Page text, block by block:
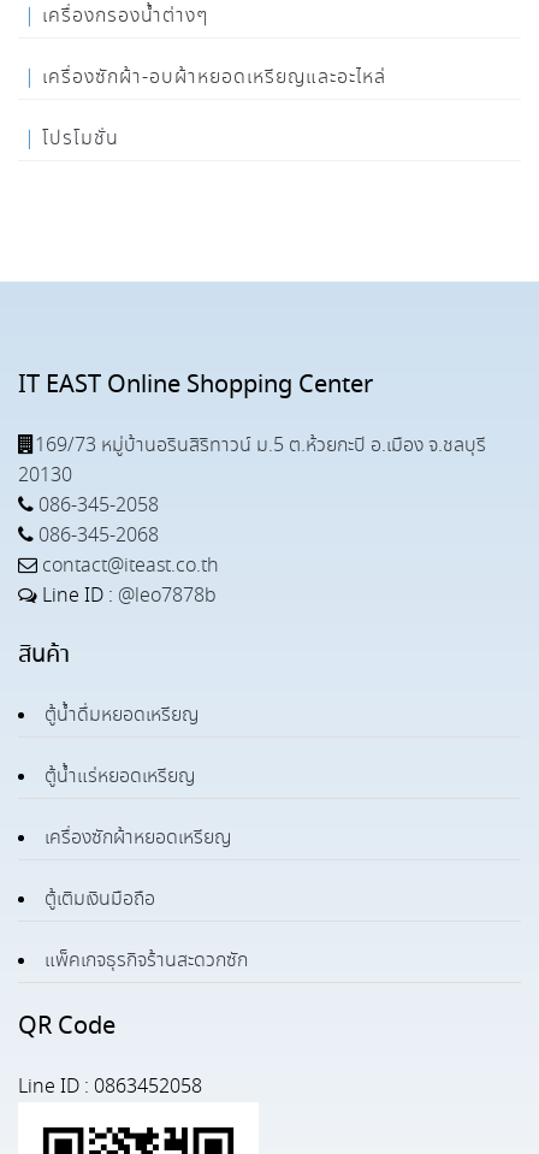
เครื่องกรองน้ำต่างๆ
เครื่องซักผ้า-อบผ้าหยอดเหรียญและอะไหล่
โปรโมชั่น
IT EAST Online Shopping Center
169/73 หมู่บ้านอรินสิริทาวน์ ม.5 ต.ห้วยกะปิ อ.เมือง จ.ชลบุรี
20130
086-345-2058
086-345-2068
contact@iteast.co.th
Line ID : @leo7878b
สินค้า
ตู้น้ำดื่มหยอดเหรียญ
ตู้น้ำแร่หยอดเหรียญ
เครื่องซักผ้าหยอดเหรียญ
ตู้เติมเงินมือถือ
แพ็คเกจธุรกิจร้านสะดวกซัก
QR Code
Line ID : 0863452058